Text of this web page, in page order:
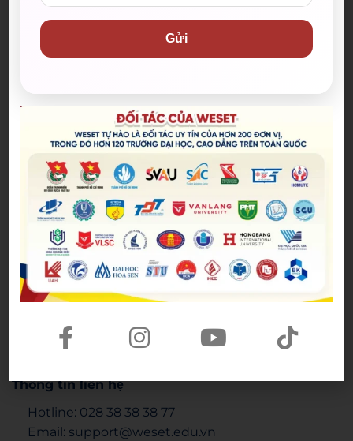
sư; Tư vấn du học Anh, Úc, Mỹ, Canada, New
Zealand,…
Nhiều hoạt động thường niên năng động,
thi IELTS tại Hội đồng Anh và IDP; hỗ trợ gói du
học 30.000.000 đồng* qua WESET.
* Điều kiện, điều khoản áp dụng theo trung tâm
Là đối tác của
Đoàn Thanh niên Bộ Giáo dục và
Đào tạo; Thành Đoàn TP.HCM; Thành Đoàn TP.
Thủ Đức;Hội Sinh viên Việt Nam TP.HCM; Hội
Sinh viên Việt Nam tại Úc;Trung tâm Hỗ trợ HS
SV TP.HCM; Các trường Đại học (ĐH) như
trường ĐH Sư phạm TP.HCM, trường ĐH Sư
TP.HCM (HUTECH),…; Hội Sinh viên các trường
Thông tin liên hệ
Hotline: 028 38 38 38 77
Email: support@weset.edu.vn
Gửi